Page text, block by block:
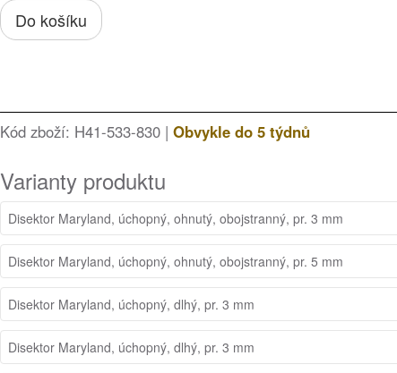
Do košíku
Kód zboží: H41-533-830 | Obvykle do 5 týdnů
Varianty produktu
Disektor Maryland, úchopný, ohnutý, obojstranný, pr. 3 mm
Disektor Maryland, úchopný, ohnutý, obojstranný, pr. 5 mm
Disektor Maryland, úchopný, dlhý, pr. 3 mm
Disektor Maryland, úchopný, dlhý, pr. 3 mm